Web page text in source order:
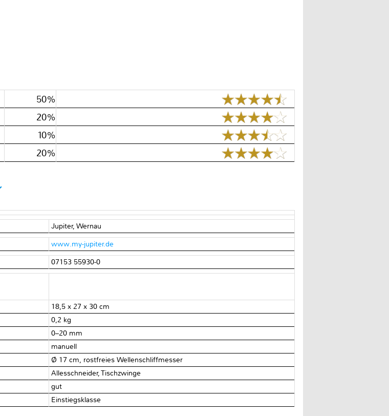
50%
20%
10%
20%
Jupiter, Wernau
www.my-jupiter.de
07153 55930-0
18,5 x 27 x 30 cm
0,2 kg
0–20 mm
manuell
Ø 17 cm, rostfreies Wellenschliffmesser
Allesschneider, Tischzwinge
gut
Einstiegsklasse